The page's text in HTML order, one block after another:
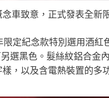
車致意，正式發表全新
定紀念款特別選用酒紅
選黑色。髮絲紋鋁合金
樣，以及含電熱裝置的